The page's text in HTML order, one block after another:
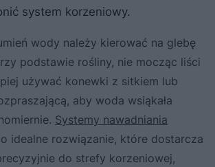
system korzeniowy.
wody należy kierować na glebę
podstawie rośliny, nie mocząc liści
używać konewki z sitkiem lub
aby woda wsiąkała
Systemy nawadniania
idealne rozwiązanie, które dostarcza
do strefy korzeniowej,